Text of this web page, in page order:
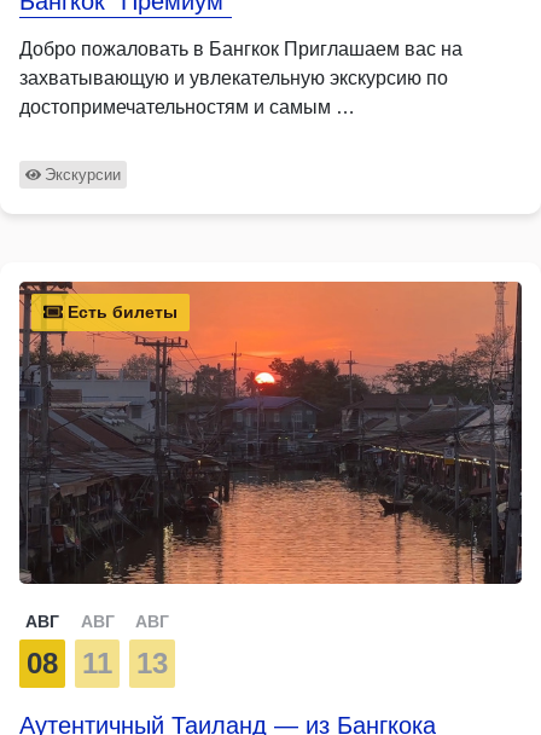
Добро пожаловать в Бангкок Приглашаем вас на
захватывающую и увлекательную экскурсию по
достопримечательностям и самым …
Экскурсии
Есть билеты
АВГ
08
АВГ
11
АВГ
13
Аутентичный Таиланд — из Бангкока